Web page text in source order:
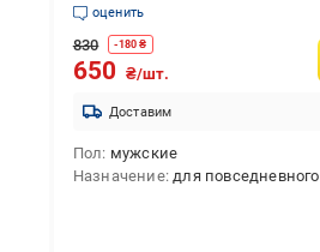
оценить
830 -180 ₴
650 ₴/шт.
Доставим
Пол мужские
Назначение для повседневного